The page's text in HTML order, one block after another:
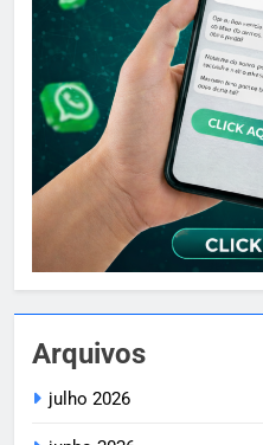
Arquivos
julho 2026